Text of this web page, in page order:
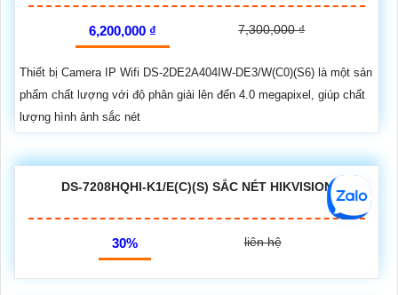
6,200,000 ₫ 7,300,000 ₫
Thiết bị Camera IP Wifi DS-2DE2A404IW-DE3/W(C0)(S6) là một sản
phẩm chất lượng với độ phân giải lên đến 4.0 megapixel, giúp chất
lượng hình ảnh sắc nét
DS-7208HQHI-K1/E(C)(S) SẮC NÉT HIKVISION
30% liên hệ